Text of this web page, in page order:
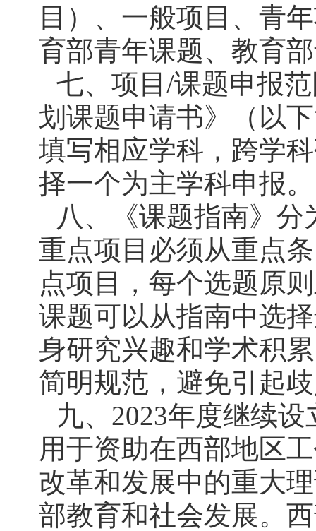
目）、一般项目、青
育部青年课题、教育
七、项目/课题申报
划课题申请书》（以
填写相应学科，跨学
择一个为主学科申报。
八、《课题指南》
重点项目必须从重点
点项目，每个选题原
课题可以从指南中选
身研究兴趣和学术积
简明规范，避免引起
九、2023年度继续
用于资助在西部地区
改革和发展中的重大
部教育和社会发展。